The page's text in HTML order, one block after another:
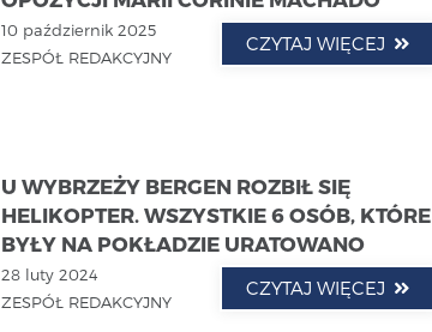
10 październik 2025
ZESPÓŁ REDAKCYJNY
CZYTAJ WIĘCEJ
U WYBRZEŻY BERGEN ROZBIŁ SIĘ
HELIKOPTER. WSZYSTKIE 6 OSÓB, KTÓRE
BYŁY NA POKŁADZIE URATOWANO
28 luty 2024
ZESPÓŁ REDAKCYJNY
CZYTAJ WIĘCEJ